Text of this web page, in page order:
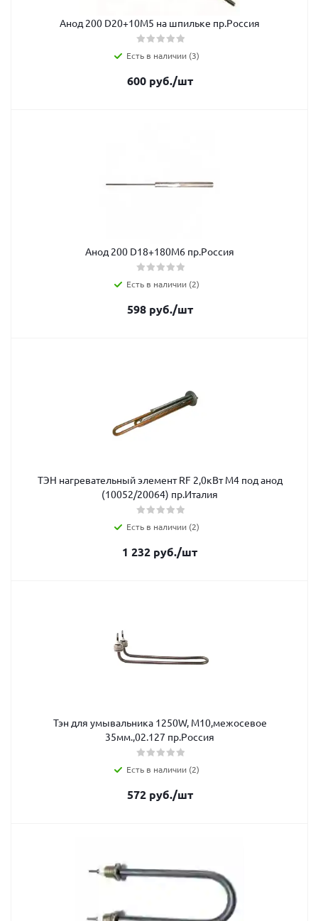
Анод 200 D20+10M5 на шпильке пр.Россия
Есть в наличии (3)
600руб./шт
Анод 200 D18+180M6 пр.Россия
Есть в наличии (2)
598руб./шт
ТЭН нагревательный элемент RF 2,0кВт М4 под анод
(10052/20064) пр.Италия
Есть в наличии (2)
1 232 руб./шт
Тэн для умывальника 1250W, M10,межосевое
35мм.,02.127 пр.Россия
Есть в наличии (2)
572руб./шт